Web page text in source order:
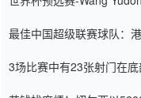
最佳中国超级联赛球队：
3场比赛中有23张射门在